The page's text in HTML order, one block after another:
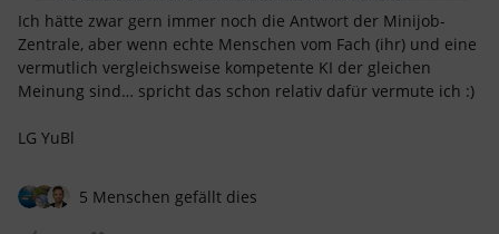
Ich hätte zwar gern immer noch die Antwort der Minijob-
Zentrale, aber wenn echte Menschen vom Fach (ihr) und eine
vermutlich vergleichsweise kompetente KI der gleichen
Meinung sind… spricht das schon relativ dafür vermute ich :)
LG YuBl
5 Menschen gefällt dies